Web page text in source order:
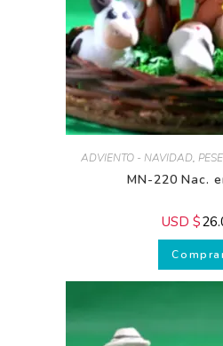
ADVIENTO - NAVIDAD,
MN-220 Nac.
USD $
Comprar
Para que
Pesebres sean
y llenos de
Para
perfeccionar
de decoración
hogareña
Para
salud y